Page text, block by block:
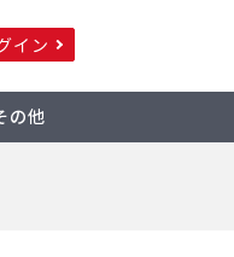
イン
の他